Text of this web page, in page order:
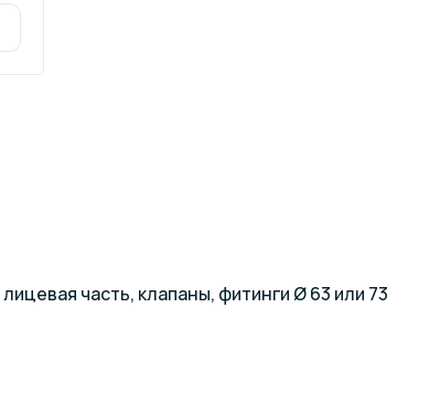
часть, клапаны, фитинги Ø 63 или 73